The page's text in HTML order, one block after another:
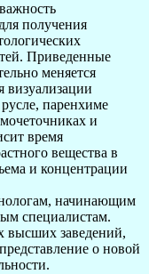
получения
Приведенные
меняется
визуализации
паренхиме
и
время
вещества в
и концентрации
начинающим
специалистам.
высших заведений,
о новой